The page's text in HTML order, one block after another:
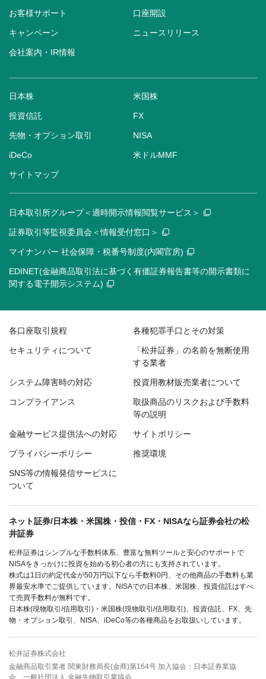
お客様サポート 口座開設
キャンペーン ニュースリリース
会社案内・IR情報
日本株 米国株
投資信託 FX
先物・オプション取引 NISA
iDeCo 米ドルMMF
サイトマップ
日本取引所グループ＜適時開示情報閲覧サービス＞
証券取引等監視委員会＜情報受付窓口＞
マイナンバー 社会保障・税番号制度(内閣官房)
EDINET(金融商品取引法に基づく有価証券報告書等の開示書類に
関する電子開示システム)
各口座取引規程 各種犯罪手口とその対策
セキュリティについて
「松井証券」の名前を無断使用
する業者
システム障害時の対応 投資用教材販売業者について
コンプライアンス
取扱商品のリスクおよび手数料
等の説明
金融サービス提供法への対応 サイトポリシー
プライバシーポリシー 推奨環境
SNS等の情報発信サービスに
ついて
ネット証券/日本株・米国株・投信・FX・NISAなら証券会社の松
井証券
松井証券はシンプルな手数料体系、豊富な無料ツールと安心のサポートで
NISAをきっかけに投資を始める初心者の方にも支持されています。
株式は1日の約定代金が50万円以下なら手数料0円、その他商品の手数料も業
界最安水準でご提供しています。NISAでの日本株、米国株、投資信託はすべ
て売買手数料が無料です。
日本株(現物取引/信用取引)・米国株(現物取引/信用取引)、投資信託、FX、先
物・オプション取引、NISA、iDeCo等の各種商品をお取扱いしています。
松井証券株式会社
金融商品取引業者 関東財務局長(金商)第164号 加入協会：日本証券業協